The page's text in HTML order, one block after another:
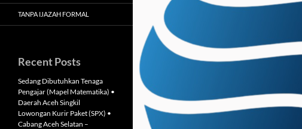
TANPA IJAZAH FORMAL
Recent Posts
Sedang Dibutuhkan Tenaga
Pengajar (Mapel Matematika) •
Daerah Aceh Singkil
Lowongan Kurir Paket (SPX) •
Cabang Aceh Selatan –